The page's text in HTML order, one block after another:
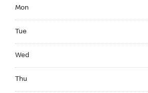
Mon
Tue
Wed
Thu